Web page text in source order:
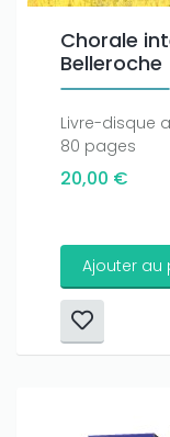
Chorale
Belleroche
Livre-disque
80 pages
20,00 €
Ajouter au